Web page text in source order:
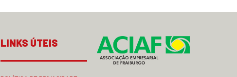
LINKS ÚTEIS